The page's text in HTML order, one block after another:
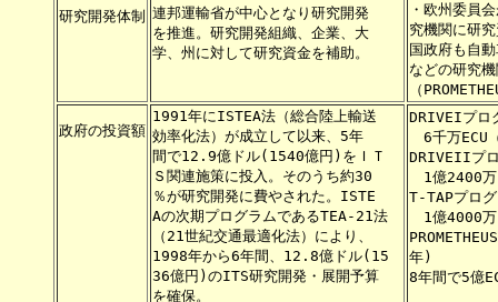
研究開発体制 連邦運輸省が中心となり研究開発
を推進。研究開発組織、企業、大
学、州に対して研究資金を補助。
・欧州委員
究機関に研
国政府も自
などの研
政府の投資額
1991年にISTEA法（総合陸上輸送
効率化法）が成立して以来、5年
間で12.9億ドル(1540億円)をＩＴ
Ｓ関連施策に投入。そのうち約30
％が研究開発に費やされた。ISTE
Aの次期プログラムであるTEA-21法
（21世紀交通最適化法）により、
1998年から6年間、12.8億ドル(15
36億円)のITS研究開発・展開予算
DRIVEIプロ
6千万
DRIVEIIプ
1億2400
T-TAPプロ
1億4000
8年間で5